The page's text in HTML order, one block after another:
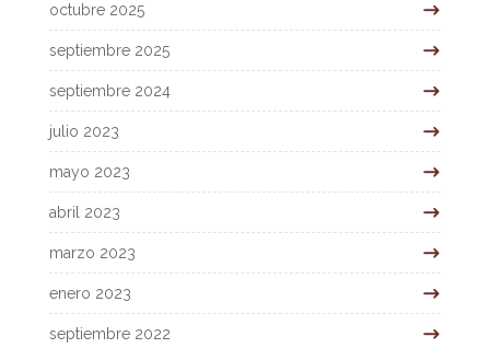
octubre 2025
septiembre 2025
septiembre 2024
julio 2023
mayo 2023
abril 2023
marzo 2023
enero 2023
septiembre 2022